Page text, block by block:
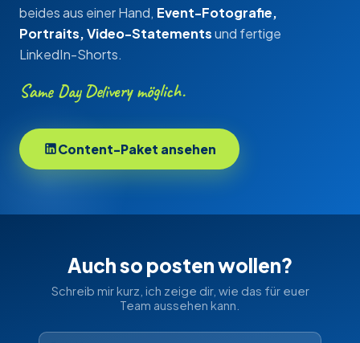
beides aus einer Hand, Event-Fotografie,
Portraits, Video-Statementsund fertige
LinkedIn-Shorts.
Same Day Delivery möglich.
Content-Paket ansehen
Auch so posten wollen?
Schreib mir kurz, ich zeige dir, wie das für euer
Team aussehen kann.